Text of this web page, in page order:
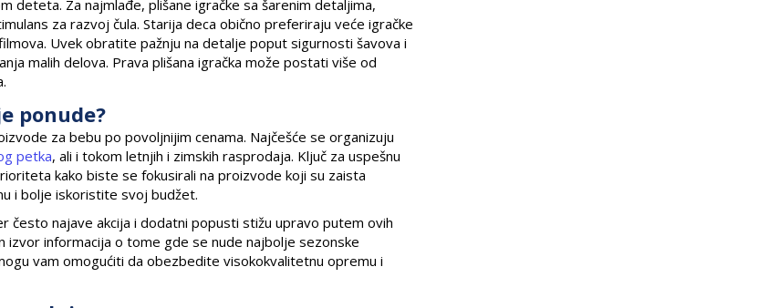
deteta. Za najmlađe, plišane igračke sa šarenim detaljima,
za razvoj čula. Starija deca obično preferiraju veće igračke
Uvek obratite pažnju na detalje poput sigurnosti šavova i
malih delova. Prava plišana igračka može postati više od
ponude?
za bebu po povoljnijim cenama. Najčešće se organizuju
petka, ali i tokom letnjih i zimskih rasprodaja. Ključ za uspešnu
kako biste se fokusirali na proizvode koji su zaista
i bolje iskoristite svoj budžet.
najave akcija i dodatni popusti stižu upravo putem ovih
informacija o tome gde se nude najbolje sezonske
vam omogućiti da obezbedite visokokvalitetnu opremu i